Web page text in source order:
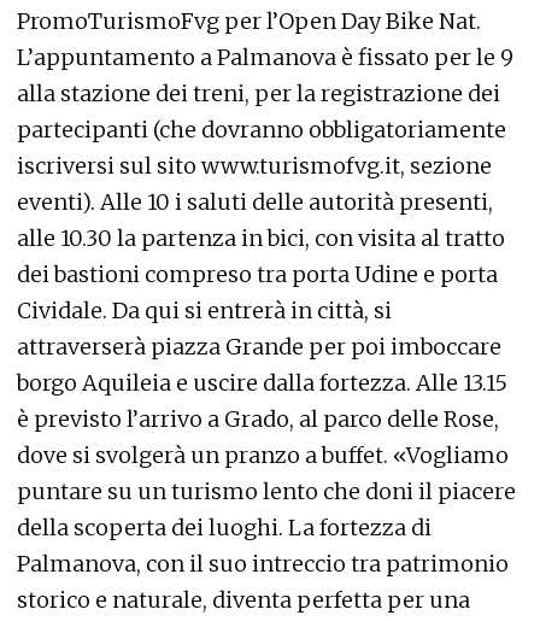
PromoTurismoFvg per l’Open Day Bike Nat.
L’appuntamento a Palmanova è fissato per le 9
alla stazione dei treni, per la registrazione dei
partecipanti (che dovranno obbligatoriamente
iscriversi sul sito www.turismofvg.it, sezione
eventi). Alle 10 i saluti delle autorità presenti,
alle 10.30 la partenza in bici, con visita al tratto
dei bastioni compreso tra porta Udine e porta
Cividale. Da qui si entrerà in città, si
attraverserà piazza Grande per poi imboccare
borgo Aquileia e uscire dalla fortezza. Alle 13.15
è previsto l’arrivo a Grado, al parco delle Rose,
dove si svolgerà un pranzo a buffet. «Vogliamo
puntare su un turismo lento che doni il piacere
della scoperta dei luoghi. La fortezza di
Palmanova, con il suo intreccio tra patrimonio
storico e naturale, diventa perfetta per una